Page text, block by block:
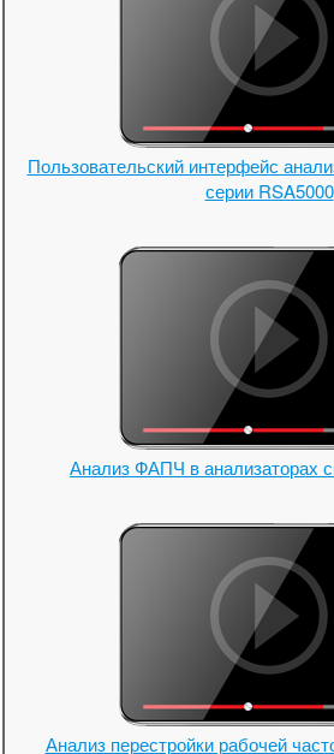
Пользовательский интерфейс
серии RSA5000
Анализ ФАПЧ в анализаторах
Анализ перестройки рабочей